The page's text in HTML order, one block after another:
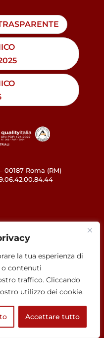
la tua esperienza di
contenuti
traffico. Cliccando
utilizzo dei cookie.
Accettare tutto
00187 Roma (RM)